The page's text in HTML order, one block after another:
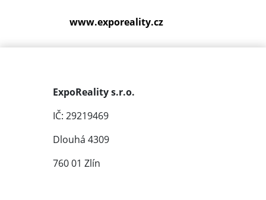
www.exporeality.cz
ExpoReality s.r.o.
IČ: 29219469
Dlouhá 4309
760 01 Zlín